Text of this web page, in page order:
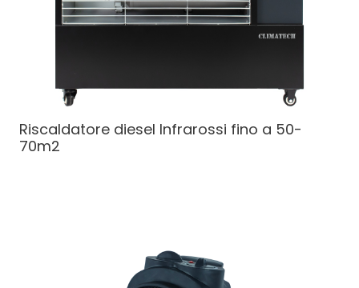
Riscaldatore diesel Infrarossi fino a 50-
70m2